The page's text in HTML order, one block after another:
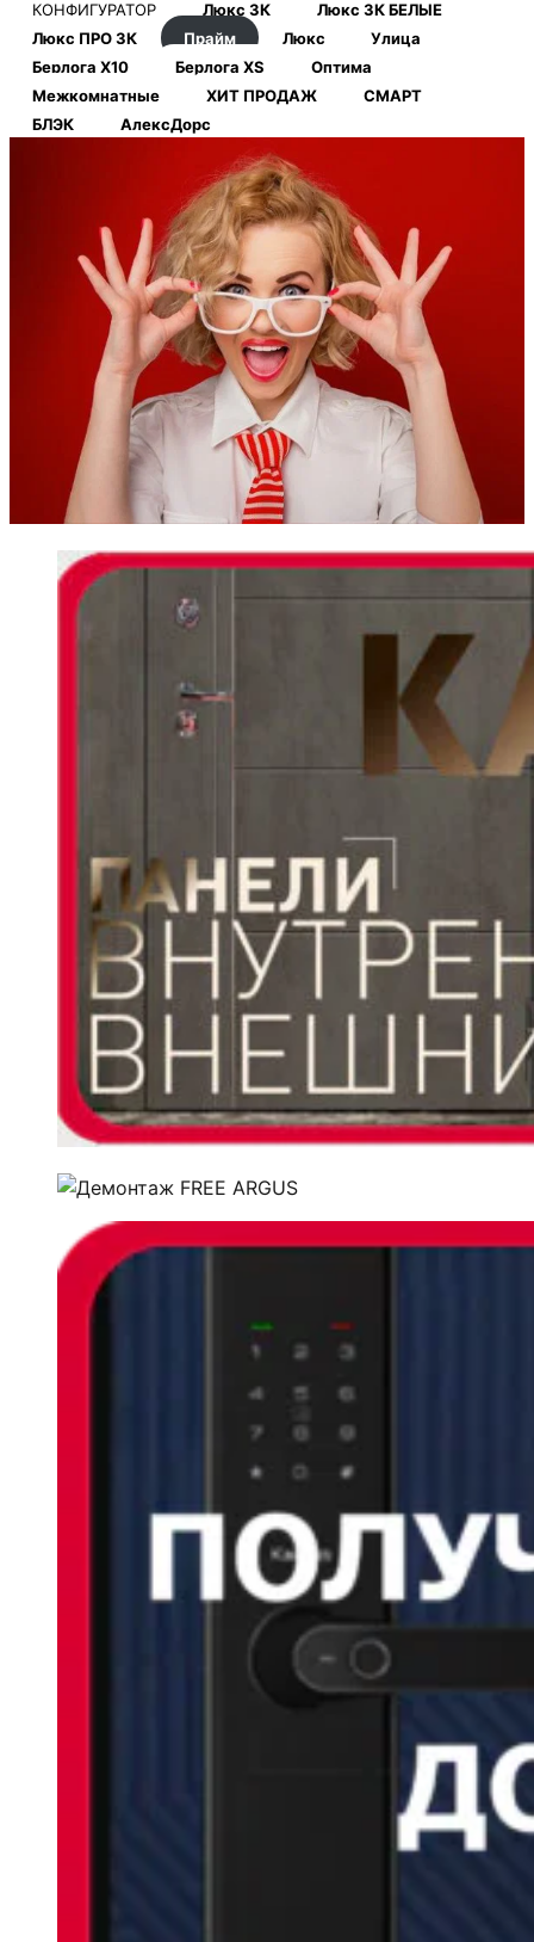
КОНФИГУРАТОР Люкс 3К
Люкс 3К БЕЛЫЕ
Люкс ПРО 3К
Прайм Люкс
Улица
Берлога Х10
Берлога XS
Оптима
Межкомнатные
ХИТ ПРОДАЖ
СМАРТ
БЛЭК
АлексДорс